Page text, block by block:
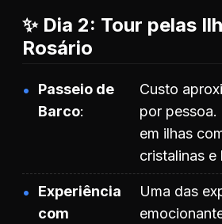
✨ Dia 2: Tour pelas
Rosário
Passeio de
Barco
Custo
por pessoa.
em ilhas
cristalinas e
Experiência
com
Uma das